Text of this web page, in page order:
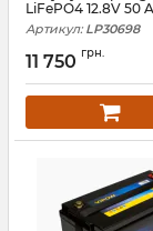
LiFePO4 12.8V 50
Артикул: LP30698
11 750 грн.